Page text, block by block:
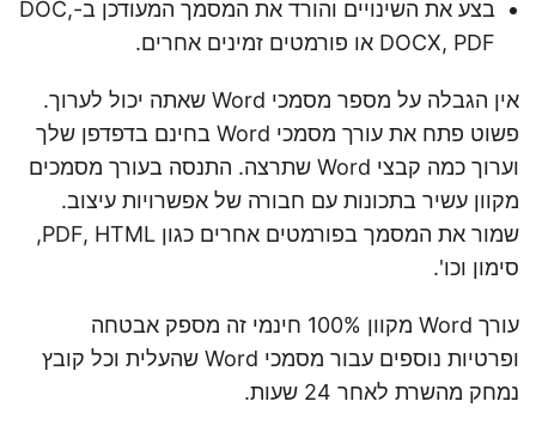
בצע את השינויים והורד את המסמך המעודכן ב-DOC,
DOCX, PDF או פורמטים זמינים אחרים.
אין הגבלה על מספר מסמכי Word שאתה יכול לערוך.
פשוט פתח את עורך מסמכי Word בחינם בדפדפן שלך
וערוך כמה קבצי Word שתרצה. התנסה בעורך מסמכים
מקוון עשיר בתכונות עם חבורה של אפשרויות עיצוב.
שמור את המסמך בפורמטים אחרים כגון PDF, HTML,
סימון וכו'.
עורך Word מקוון 100% חינמי זה מספק אבטחה
ופרטיות נוספים עבור מסמכי Word שהעלית וכל קובץ
נמחק מהשרת לאחר 24 שעות.